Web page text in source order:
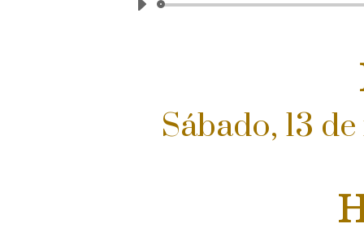
Sábado, 13